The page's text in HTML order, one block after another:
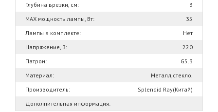
Глубина врезки, см:
3
MAX мощность лампы, Вт:
35
Лампы в комплекте:
Нет
Напряжение, В:
220
Патрон:
G5.3
Материал:
Металл,стекло.
Производитель:
Splendid Ray(Китай)
Дополнительная информация: